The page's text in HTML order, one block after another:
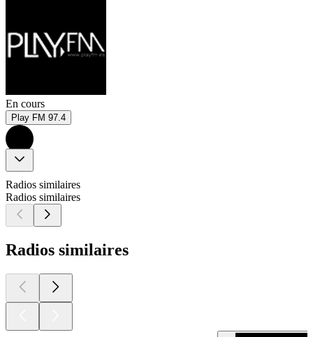
En cours
Play FM 97.4
Radios similaires
Radios similaires
Radios similaires